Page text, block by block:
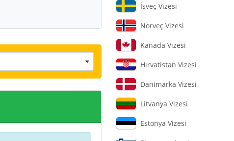
İsveç Vizesi
Norveç Vizesi
Kanada Vizesi
Hırvatistan Vizesi
Danimarka Vizesi
Litvanya Vizesi
Estonya Vizesi